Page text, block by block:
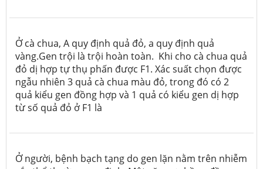
Ở cà chua, A quy định quả đỏ, a quy định quả
vàng.Gen trội là trội hoàn toàn. Khi cho cà chua quả
đỏ dị hợp tự thụ phấn được F1. Xác suất chọn được
ngẫu nhiên 3 quả cà chua màu đỏ, trong đó có 2
quả kiểu gen đồng hợp và 1 quả có kiểu gen dị hợp
từ số quả đỏ ở F1 là
Ở người, bệnh bạch tạng do gen lặn nằm trên nhiễm